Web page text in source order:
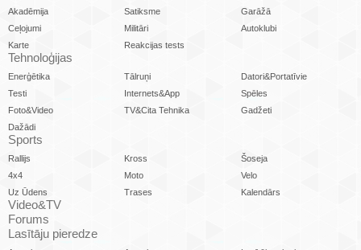
Akadēmija
Satiksme
Garāžā
Ceļojumi
Militāri
Autoklubi
Karte
Reakcijas tests
Tehnoloģijas
Enerģētika Tālruņi
Datori&Portatīvie
Testi
Internets&App
Spēles
Foto&Video
TV&Cita Tehnika
Gadžeti
Dažādi
Sports
Rallijs Kross
Šoseja
4x4
Moto
Velo
Uz Ūdens
Trases Kalendārs
Video&TV
Forums
Lasītāju pieredze